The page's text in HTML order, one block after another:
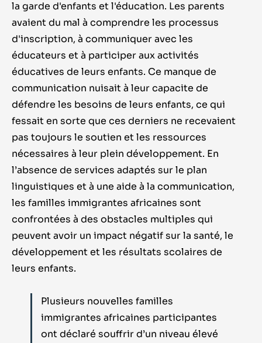
la garde d'enfants et l'éducation. Les parents
avaient du mal à comprendre les processus
d'inscription, à communiquer avec les
éducateurs et à participer aux activités
éducatives de leurs enfants. Ce manque de
communication nuisait à leur capacite de
défendre les besoins de leurs enfants, ce qui
fessait en sorte que ces derniers ne recevaient
pas toujours le soutien et les ressources
nécessaires à leur plein développement. En
l’absence de services adaptés sur le plan
linguistiques et à une aide à la communication,
les familles immigrantes africaines sont
confrontées à des obstacles multiples qui
peuvent avoir un impact négatif sur la santé, le
développement et les résultats scolaires de
leurs enfants.
Plusieurs nouvelles familles
immigrantes africaines participantes
ont déclaré souffrir d’un niveau élevé